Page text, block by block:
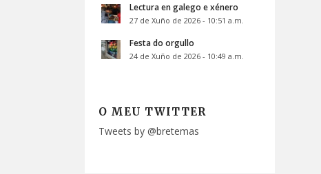
Lectura en galego e xénero
27 de Xuño de 2026 - 10:51 a.m.
Festa do orgullo
24 de Xuño de 2026 - 10:49 a.m.
O MEU TWITTER
Tweets by @bretemas